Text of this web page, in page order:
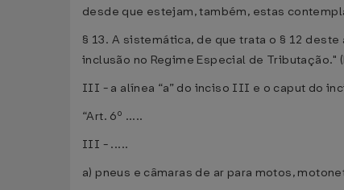
desde que estejam, também, estas
§ 13. A sistemática, de que trata o § 12
inclusão no Regime Especial de Tributação."
III - a alínea “a” do inciso III e o caput do
“Art. 6º .....
III - .....
a) pneus e câmaras de ar para motos,